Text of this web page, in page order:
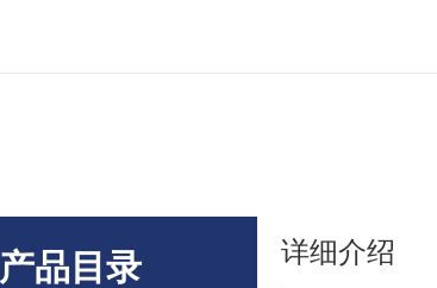
产品目录 详细介绍